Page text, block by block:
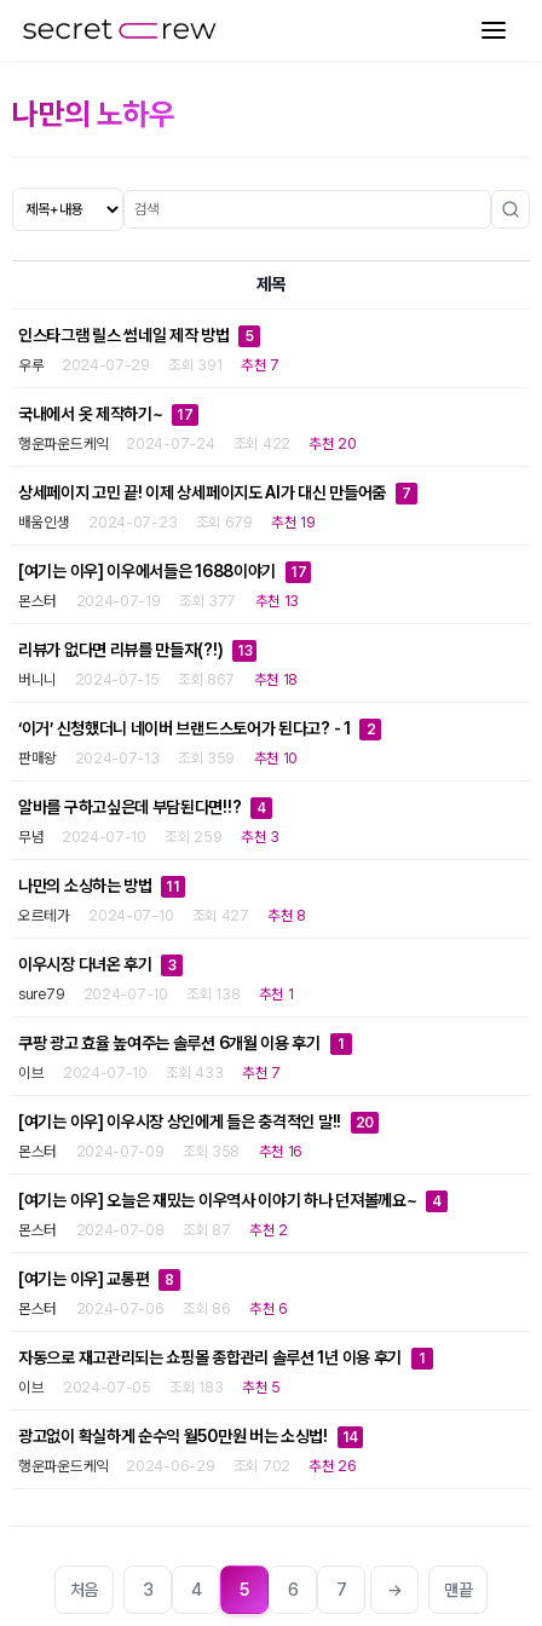
나만의 노하우
제목
인스타그램 릴스 썸네일 제작 방법 5
우루 2024-07-29 조회 391 추천 7
국내에서 옷 제작하기~ 17
행운파운드케익 2024-07-24 조회 422 추천 20
상세페이지 고민 끝! 이제 상세페이지도 AI가 대신 만들어줌 7
배움인생 2024-07-23 조회 679 추천 19
[여기는 이우] 이우에서들은 1688이야기 17
몬스터 2024-07-19 조회 377 추천 13
리뷰가 없다면 리뷰를 만들자(?!) 13
버니니 2024-07-15 조회 867 추천 18
‘이거’ 신청했더니 네이버 브랜드스토어가 된다고? - 1 2
판매왕 2024-07-13 조회 359 추천 10
알바를 구하고싶은데 부담된다면!!? 4
무념 2024-07-10 조회 259 추천 3
나만의 소싱하는 방법 11
오르테가 2024-07-10 조회 427 추천 8
이우시장 다녀온 후기 3
sure79 2024-07-10 조회 138 추천 1
쿠팡 광고 효율 높여주는 솔루션 6개월 이용 후기 1
이브 2024-07-10 조회 433 추천 7
[여기는 이우] 이우시장 상인에게 들은 충격적인 말!! 20
몬스터 2024-07-09 조회 358 추천 16
[여기는 이우] 오늘은 재밌는 이우역사 이야기 하나 던져볼께요~ 4
몬스터 2024-07-08 조회 87 추천 2
[여기는 이우] 교통편 8
몬스터 2024-07-06 조회 86 추천 6
자동으로 재고관리되는 쇼핑몰 종합관리 솔루션 1년 이용 후기 1
이브 2024-07-05 조회 183 추천 5
광고없이 확실하게 순수익 월50만원 버는 소싱법! 14
행운파운드케익 2024-06-29 조회 702 추천 26
처음 3 4 5 6 7 → 맨끝